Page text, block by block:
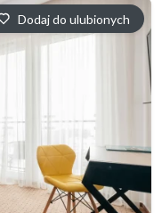
Dodaj do ulubionych